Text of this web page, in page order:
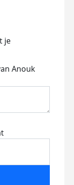
je
Anouk